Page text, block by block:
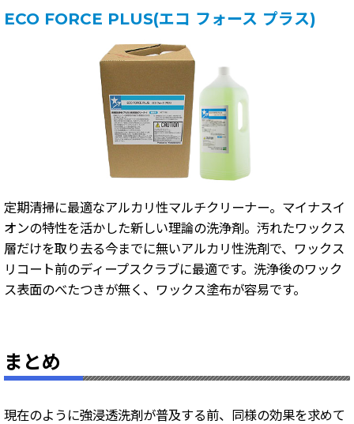
ECO FORCE PLUS(エコ フォース プラス)
定期清掃に最適なアルカリ性マルチクリーナー。マイナスイ
オンの特性を活かした新しい理論の洗浄剤。汚れたワックス
層だけを取り去る今までに無いアルカリ性洗剤で、ワックス
リコート前のディープスクラブに最適です。洗浄後のワック
ス表面のべたつきが無く、ワックス塗布が容易です。
まとめ
現在のように強浸透洗剤が普及する前、同様の効果を求めて